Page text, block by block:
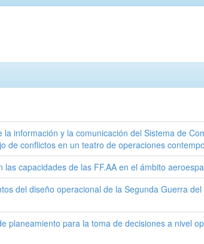
información y la comunicación del Sistema de
de conflictos en un teatro de operaciones
capacidades de las FF.AA en el ámbito
del diseño operacional de la Segunda Guerra
planeamiento para la toma de decisiones a nivel